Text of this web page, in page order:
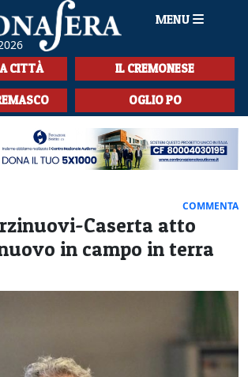
MENU
CITTÀ IL CREMONESE
OGLIO PO
COMMENTA
Caserta atto
in campo in terra